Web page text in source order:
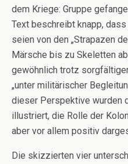
dem Kriege: Gruppe
Text beschreibt knapp,
seien von den „Strapazen
Märsche bis zu Skeletten
gewöhnlich trotz
„unter militärischer
dieser Perspektive wurden
illustriert, die Rolle der
aber vor allem positiv
Die skizzierten vier